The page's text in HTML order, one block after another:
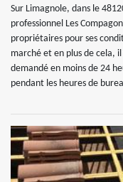
Sur Limagnole, dans le
professionnel Les
propriétaires pour ses
marché et en plus de cela,
demandé en moins de 24
pendant les heures de